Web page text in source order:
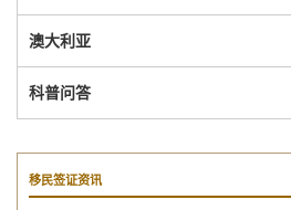
澳大利亚
科普问答
移民签证资讯